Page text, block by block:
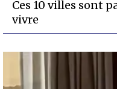
Ces 10 villes sont
vivre